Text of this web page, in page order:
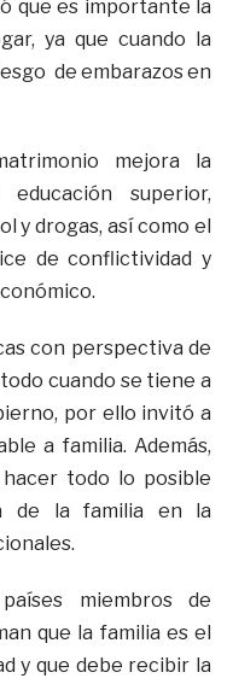
que es importante la
ya que cuando la
de embarazos en
mejora la
superior,
y drogas, así como el
de conflictividad y
con perspectiva de
cuando se tiene a
por ello invitó a
a familia. Además,
todo lo posible
de la familia en la
miembros de
que la familia es el
y que debe recibir la